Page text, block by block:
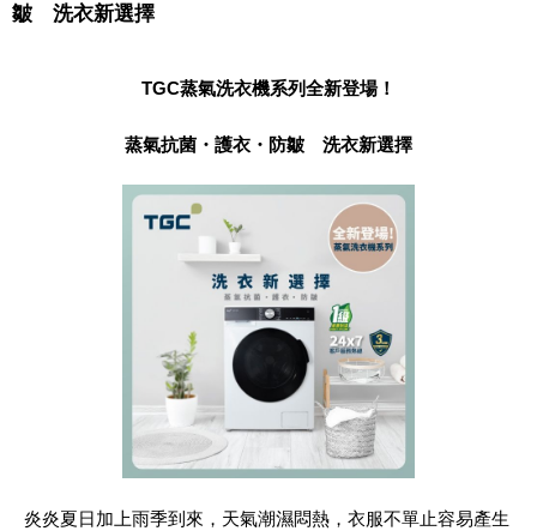
皺 洗衣新選擇
TGC蒸氣洗衣機系列全新登場！
蒸氣抗菌・護衣・防皺 洗衣新選擇
炎炎夏日加上雨季到來，天氣潮濕悶熱，衣服不單止容易產生